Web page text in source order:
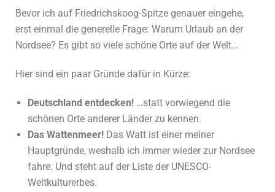
Bevor ich auf Friedrichskoog-Spitze genauer eingehe,
erst einmal die generelle Frage: Warum Urlaub an der
Nordsee? Es gibt so viele schöne Orte auf der Welt…
Hier sind ein paar Gründe dafür in Kürze:
Deutschland entdecken! …statt vorwiegend die
schönen Orte anderer Länder zu kennen.
Das Wattenmeer! Das Watt ist einer meiner
Hauptgründe, weshalb ich immer wieder zur Nordsee
fahre. Und steht auf der Liste der UNESCO-
Weltkulturerbes.